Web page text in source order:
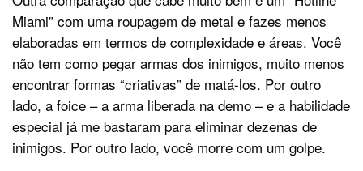
Miami” com uma roupagem de metal e fazes menos
elaboradas em termos de complexidade e áreas. Você
não tem como pegar armas dos inimigos, muito menos
encontrar formas “criativas” de matá-los. Por outro
lado, a foice – a arma liberada na demo – e a habilidade
especial já me bastaram para eliminar dezenas de
inimigos. Por outro lado, você morre com um golpe.